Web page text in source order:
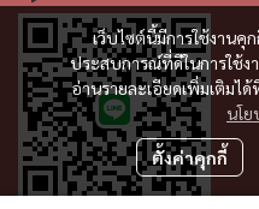
เว็บไซต์นี้มีการใช้งาน
ประสบการณ์ที่ดีในการใช้ง
อ่านรายละเอียดเพิ่มเติมได้
นโ
ตั้งค่าคุกกี้